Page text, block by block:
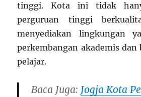
tinggi. Kota ini tidak
perguruan tinggi
menyediakan lingkungan
perkembangan akademis dan
pelajar.
Baca Juga: Jogja Kota